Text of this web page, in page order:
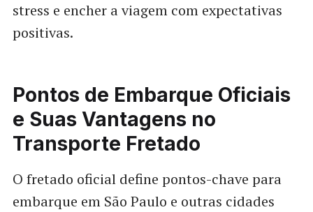
stress e encher a viagem com expectativas
positivas.
Pontos de Embarque Oficiais
e Suas Vantagens no
Transporte Fretado
O fretado oficial define pontos-chave para
embarque em São Paulo e outras cidades